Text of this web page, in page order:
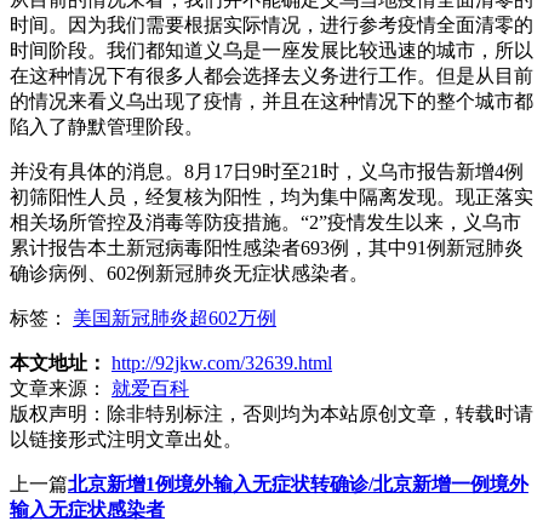
时间。因为我们需要根据实际情况，进行参考疫情全面清零的
时间阶段。我们都知道义乌是一座发展比较迅速的城市，所以
在这种情况下有很多人都会选择去义务进行工作。但是从目前
的情况来看义乌出现了疫情，并且在这种情况下的整个城市都
陷入了静默管理阶段。
并没有具体的消息。8月17日9时至21时，义乌市报告新增4例
初筛阳性人员，经复核为阳性，均为集中隔离发现。现正落实
相关场所管控及消毒等防疫措施。“2”疫情发生以来，义乌市
累计报告本土新冠病毒阳性感染者693例，其中91例新冠肺炎
确诊病例、602例新冠肺炎无症状感染者。
标签： 美国新冠肺炎超602万例
本文地址： http://92jkw.com/32639.html
文章来源：
就爱百科
版权声明： 除非特别标注，否则均为本站原创文章，转载时请
以链接形式注明文章出处。
上一篇北京新增1例境外输入无症状转确诊/北京新增一例境外
输入无症状感染者